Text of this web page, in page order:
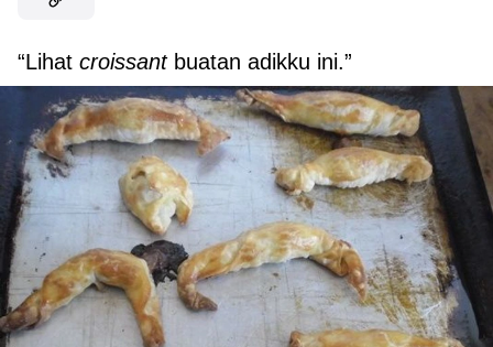
“Lihat croissant buatan adikku ini.”